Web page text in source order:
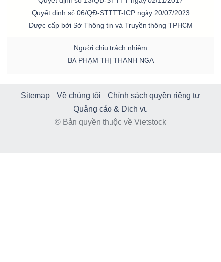
Quyết định số 06/QĐ-STTTT-ICP ngày 20/07/2023
Được cấp bởi Sở Thông tin và Truyền thông TPHCM
Người chịu trách nhiệm
BÀ PHẠM THỊ THANH NGA
Sitemap Về chúng tôi
Chính sách quyền riêng tư
Quảng cáo & Dịch vụ
© Bản quyền thuộc về Vietstock